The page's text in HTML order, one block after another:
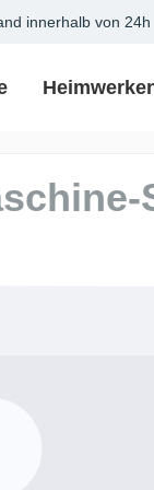
innerhalb von 24h